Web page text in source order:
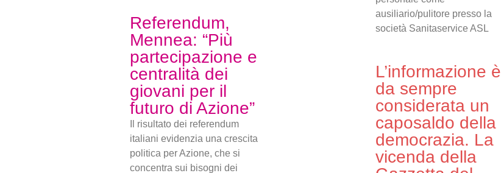
Referendum,
Mennea: “Più
partecipazione e
centralità dei
giovani per il
futuro di Azione”
Il risultato dei referendum
italiani evidenzia una crescita
politica per Azione, che si
concentra sui bisogni dei
ausiliario/pulitore presso la
società Sanitaservice ASL
L’informazione è
da sempre
considerata un
caposaldo della
democrazia. La
vicenda della